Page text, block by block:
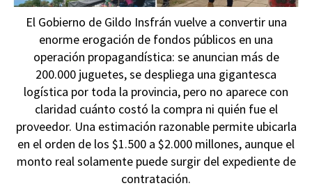
El Gobierno de Gildo Insfrán vuelve a convertir una
enorme erogación de fondos públicos en una
operación propagandística: se anuncian más de
200.000 juguetes, se despliega una gigantesca
logística por toda la provincia, pero no aparece con
claridad cuánto costó la compra ni quién fue el
proveedor. Una estimación razonable permite ubicarla
en el orden de los $1.500 a $2.000 millones, aunque el
monto real solamente puede surgir del expediente de
contratación.